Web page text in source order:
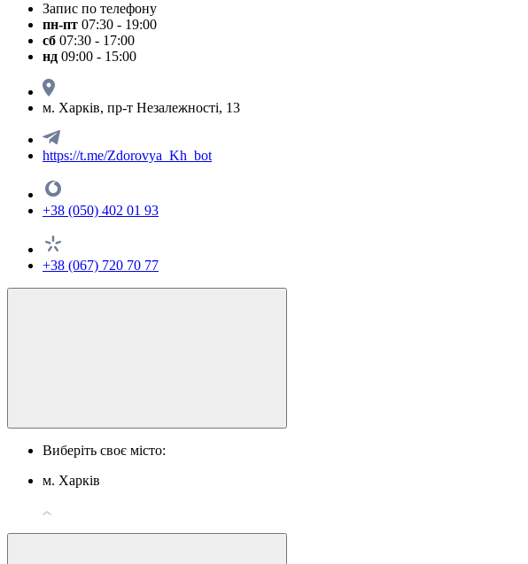
Запис по телефону
пн-пт 07:30 - 19:00
сб 07:30 - 17:00
нд 09:00 - 15:00
м. Харків, пр-т Незалежності, 13
https://t.me/Zdorovya_Kh_bot
+38 (050) 402 01 93
+38 (067) 720 70 77
Виберіть своє місто:
м. Харків